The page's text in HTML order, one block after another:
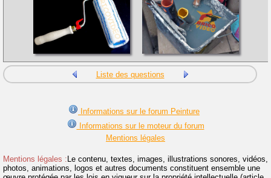
Liste des questions
Informations sur le forum Peinture
Informations sur le moteur du forum
Mentions légales
Mentions légales : Le contenu, textes, images, illustrations sonores, vidéos,
photos, animations, logos et autres documents constituent ensemble une